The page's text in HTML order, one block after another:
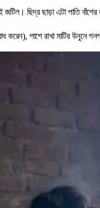
জটিল। ছিদ্র ছাড়া এটা পাতি
করেন), পাশে রাখা মাটির